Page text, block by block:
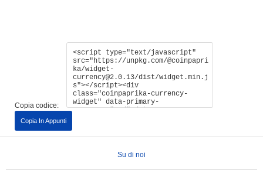
Copia codice:
Copia In Appunti
Su di noi